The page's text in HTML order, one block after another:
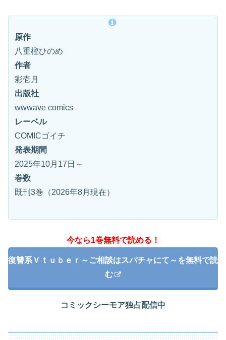
原作
八重樫ひのめ
作者
彩壱月
出版社
wwwave comics
レーベル
COMICゴイチ
発表期間
2025年10月17日～
巻数
既刊3巻（2026年8月現在）
今なら1巻無料で読める！
復讐系Ｖｔｕｂｅｒ～ご相談はスパチャにて～を無料で読
む
コミックシーモア独占配信中